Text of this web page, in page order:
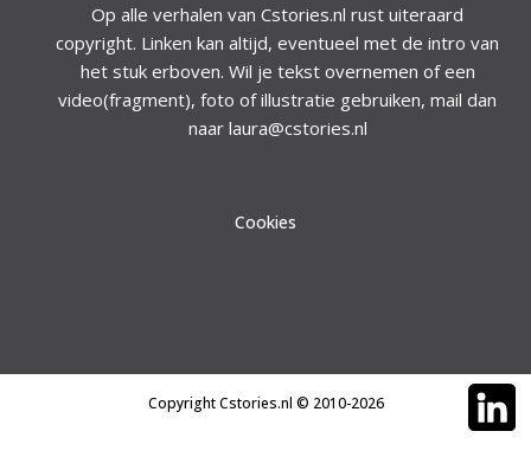
Op alle verhalen van Cstories.nl rust uiteraard
copyright. Linken kan altijd, eventueel met de intro van
het stuk erboven. Wil je tekst overnemen of een
video(fragment), foto of illustratie gebruiken, mail dan
naar laura@cstories.nl
Cookies
Copyright Cstories.nl © 2010-2026